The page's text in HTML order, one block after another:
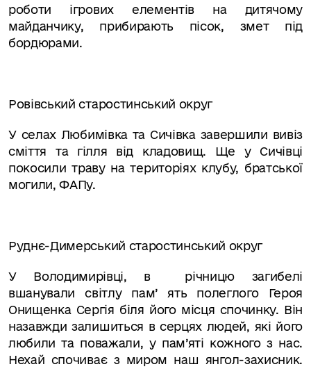
роботи ігрових елементів на дитячому
майданчику, прибирають пісок, змет під
бордюрами.
Ровівський старостинський округ
У селах Любимівка та Сичівка завершили вивіз
сміття та гілля від кладовищ. Ще у Сичівці
покосили траву на територіях клубу, братської
могили, ФАПу.
Руднє-Димерський старостинський округ
У Володимирівці, в
річницю загибелі
вшанували світлу пам’ ять полеглого Героя
Онищенка Сергія біля його місця спочинку. Він
назавжди залишиться в серцях людей, які його
любили та поважали, у пам’яті кожного з нас.
Нехай спочиває з миром наш янгол-захисник.